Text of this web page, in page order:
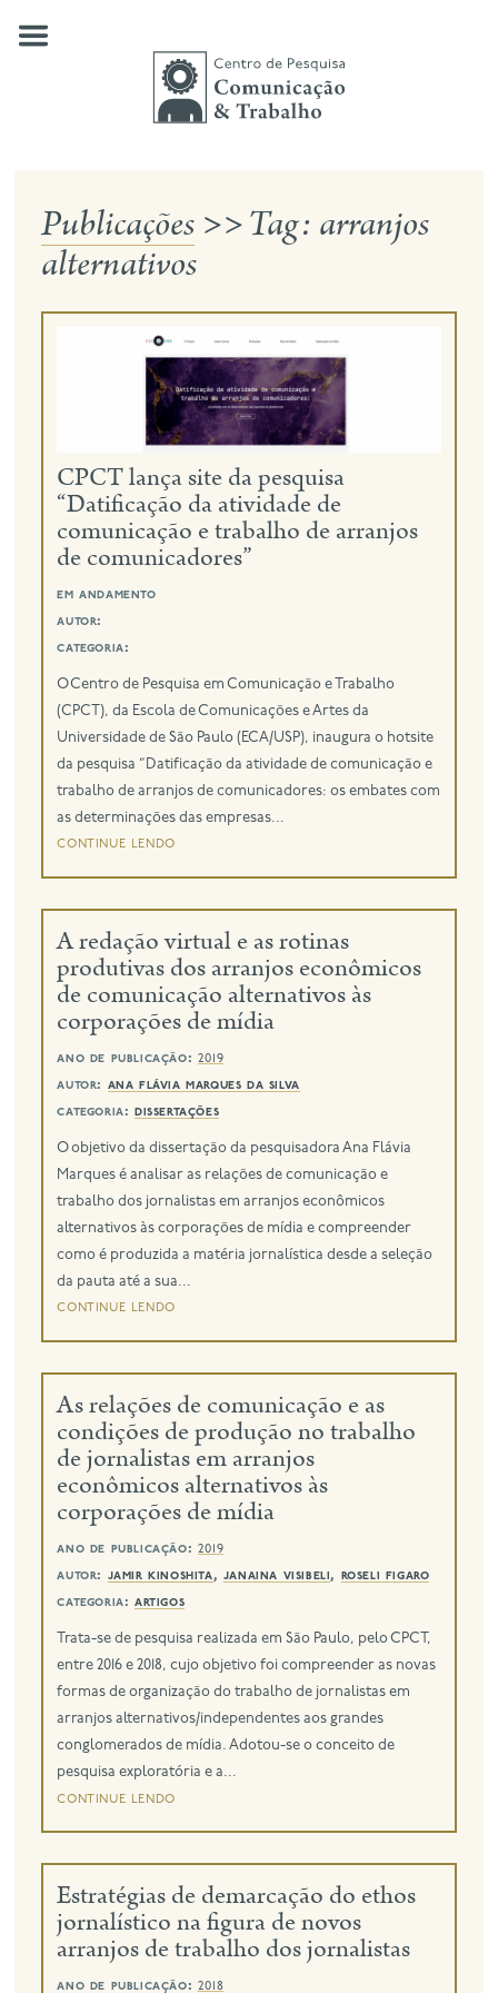
quem somos
nossas pesquisas
notícias
eventos
contato
busca
eng
Publicações >>Tag: arranjos
alternativos
CPCT lança site da pesquisa
“Datificação da atividade de
comunicação e trabalho de arranjos
de comunicadores”
em andamento
autor:
categoria:
O Centro de Pesquisa em Comunicação e Trabalho
(CPCT), da Escola de Comunicações e Artes da
Universidade de São Paulo (ECA/USP), inaugura o hotsite
da pesquisa “Datificação da atividade de comunicação e
trabalho de arranjos de comunicadores: os embates com
as determinações das empresas...
continue lendo
A redação virtual e as rotinas
produtivas dos arranjos econômicos
de comunicação alternativos às
corporações de mídia
ano de publicação: 2019
autor: ana flávia marques da silva
categoria: dissertações
O objetivo da dissertação da pesquisadora Ana Flávia
Marques é analisar as relações de comunicação e
trabalho dos jornalistas em arranjos econômicos
alternativos às corporações de mídia e compreender
como é produzida a matéria jornalística desde a seleção
da pauta até a sua...
continue lendo
As relações de comunicação e as
condições de produção no trabalho
de jornalistas em arranjos
econômicos alternativos às
corporações de mídia
ano de publicação: 2019
autor: jamir kinoshita, janaina visibeli, roseli figaro
categoria: artigos
Trata-se de pesquisa realizada em São Paulo, pelo CPCT,
entre 2016 e 2018, cujo objetivo foi compreender as novas
formas de organização do trabalho de jornalistas em
arranjos alternativos/independentes aos grandes
conglomerados de mídia. Adotou-se o conceito de
pesquisa exploratória e a...
continue lendo
Estratégias de demarcação do ethos
jornalístico na figura de novos
arranjos de trabalho dos jornalistas
ano de publicação: 2018